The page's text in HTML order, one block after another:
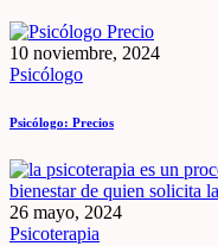
10 noviembre, 2024
Psicólogo
Psicólogo: Precios
26 mayo, 2024
Psicoterapia